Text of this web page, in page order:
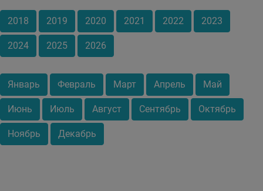
2018 2019 2020 2021 2022 2023
2024 2025 2026
Январь Февраль Март Апрель Май
Июнь Июль Август Сентябрь Октябрь
Ноябрь Декабрь